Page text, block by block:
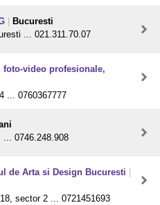
Bucuresti
... 021.311.70.07
video profesionale,
... 0760367777
... 0746.248.908
de Arta si Design Bucuresti
sector 2 ... 0721451693